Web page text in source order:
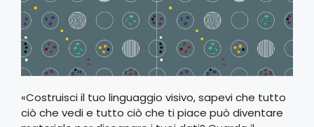
«Costruisci il tuo linguaggio visivo, sapevi che tutto
ciò che vedi e tutto ciò che ti piace può diventare